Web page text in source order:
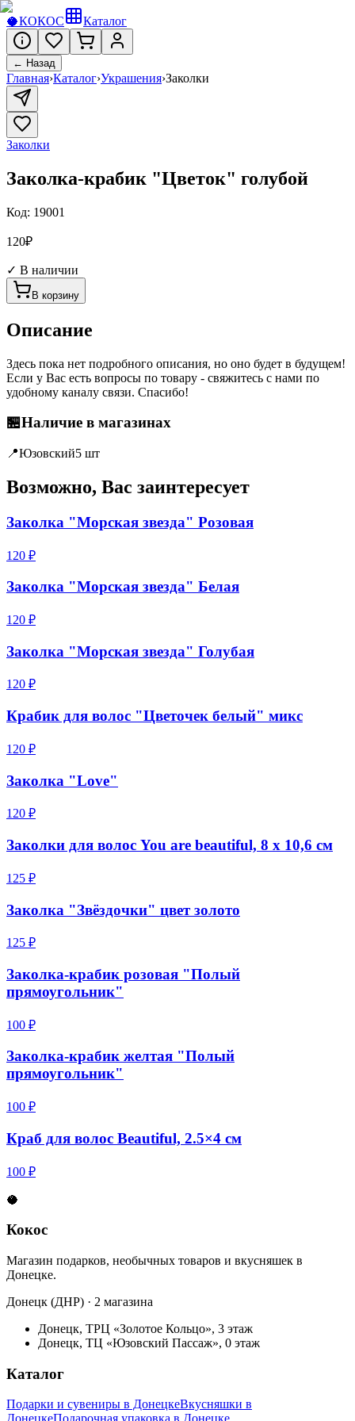
🥥КОКОС Каталог
← Назад
Главная›Каталог›Украшения›Заколки
Заколки
Заколка-крабик "Цветок" голубой
Код: 19001
120₽
✓ В наличии
В корзину
Описание
Здесь пока нет подробного описания, но оно будет в будущем!
Если у Вас есть вопросы по товару - свяжитесь с нами по
удобному каналу связи. Спасибо!
🏪Наличие в магазинах
📍Юзовский5 шт
Возможно, Вас заинтересует
Заколка "Морская звезда" Розовая
120 ₽
Заколка "Морская звезда" Белая
120 ₽
Заколка "Морская звезда" Голубая
120 ₽
Крабик для волос "Цветочек белый" микс
120 ₽
Заколка "Love"
120 ₽
Заколки для волос You are beautiful, 8 х 10,6 см
125 ₽
Заколка "Звёздочки" цвет золото
125 ₽
Заколка-крабик розовая "Полый
прямоугольник"
100 ₽
Заколка-крабик желтая "Полый
прямоугольник"
100 ₽
Краб для волос Beautiful, 2.5×4 см
100 ₽
🥥
Кокос
Магазин подарков, необычных товаров и вкусняшек в
Донецке.
Донецк (ДНР) · 2 магазина
Донецк, ТРЦ «Золотое Кольцо», 3 этаж
Донецк, ТЦ «Юзовский Пассаж», 0 этаж
Каталог
Подарки и сувениры в ДонецкеВкусняшки в